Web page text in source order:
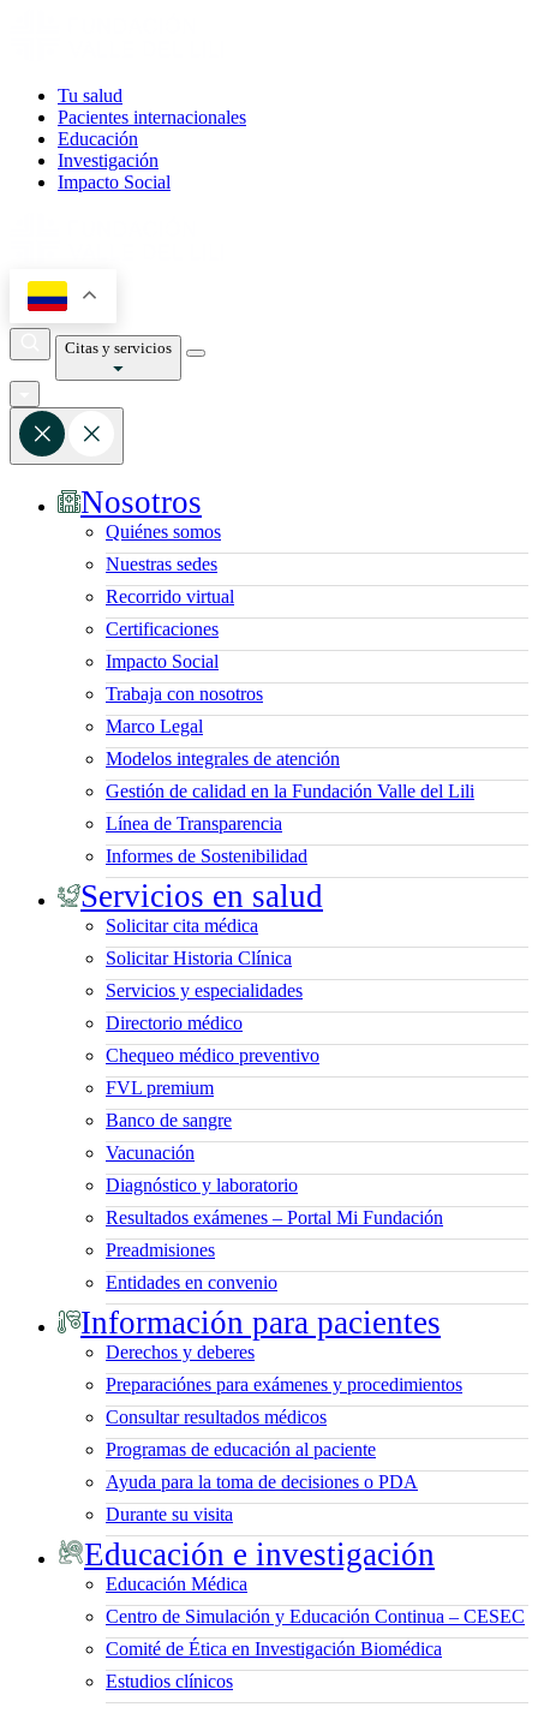
Tu salud
Pacientes internacionales
Educación
Investigación
Impacto Social
Citas y servicios
Nosotros
Quiénes somos
Nuestras sedes
Recorrido virtual
Certificaciones
Impacto Social
Trabaja con nosotros
Marco Legal
Modelos integrales de atención
Gestión de calidad en la Fundación Valle del Lili
Línea de Transparencia
Informes de Sostenibilidad
Servicios en salud
Solicitar cita médica
Solicitar Historia Clínica
Servicios y especialidades
Directorio médico
Chequeo médico preventivo
FVL premium
Banco de sangre
Vacunación
Diagnóstico y laboratorio
Resultados exámenes – Portal Mi Fundación
Preadmisiones
Entidades en convenio
Información para pacientes
Derechos y deberes
Preparaciónes para exámenes y procedimientos
Consultar resultados médicos
Programas de educación al paciente
Ayuda para la toma de decisiones o PDA
Durante su visita
Educación e investigación
Educación Médica
Centro de Simulación y Educación Continua – CESEC
Comité de Ética en Investigación Biomédica
Estudios clínicos